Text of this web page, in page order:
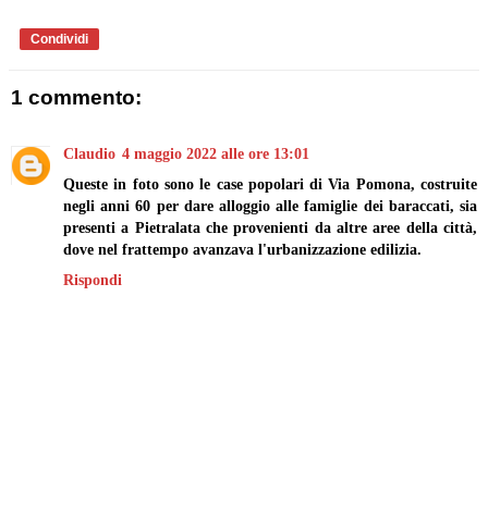
Condividi
1 commento:
Claudio 4 maggio 2022 alle ore 13:01
Queste in foto sono le case popolari di Via Pomona, costruite
negli anni 60 per dare alloggio alle famiglie dei baraccati, sia
presenti a Pietralata che provenienti da altre aree della città,
dove nel frattempo avanzava l'urbanizzazione edilizia.
Rispondi